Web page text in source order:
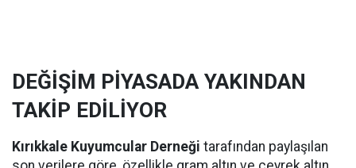
DEĞİŞİM PİYASADA YAKINDAN
TAKİP EDİLİYOR
Kırıkkale Kuyumcular Derneği tarafından paylaşılan